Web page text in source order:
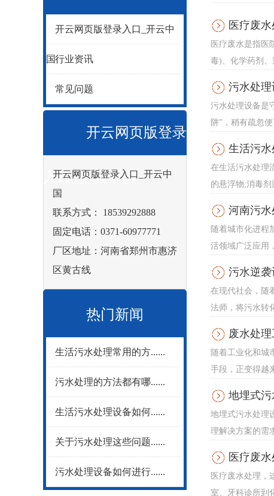
开云网页版登录入口_开云中
国行业资讯
常见问题
开云网页版登录
入口_开云中国
开云网页版登录入口_开云中
国
联系方式： 18539292888
固定电话：0371-60977771
厂区地址：河南省郑州市惠济
区黄古线
热门新闻
生活污水处理常用的方......
污水处理的方法都有哪......
生活污水处理设备如何......
关于污水处理这些问题......
污水处理设备如何进行......
医疗废
医疗废水是指医
毒)、化学药剂
污水处
污水处理设备是
阱”，稍有疏忽
生活污
在生活污水处理
的悬浮物;消毒
河南污
随着城市化进程
活领域广泛应用
污水逆
在现代社会，随
法师，将污水转
废水处
随着工业化和城
手段，正变得越
地埋式
地埋式污水处理
理解决方案的需
医疗废
医疗废水处理，
室、牙科诊所到